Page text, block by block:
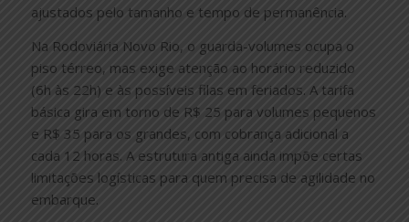
ajustados pelo tamanho e tempo de permanência.
Na Rodoviária Novo Rio, o guarda-volumes ocupa o
piso térreo, mas exige atenção ao horário reduzido
(6h às 22h) e às possíveis filas em feriados. A tarifa
básica gira em torno de R$ 25 para volumes pequenos
e R$ 35 para os grandes, com cobrança adicional a
cada 12 horas. A estrutura antiga ainda impõe certas
limitações logísticas para quem precisa de agilidade no
embarque.